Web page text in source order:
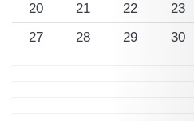
20
21 22 23
27
28 29 30